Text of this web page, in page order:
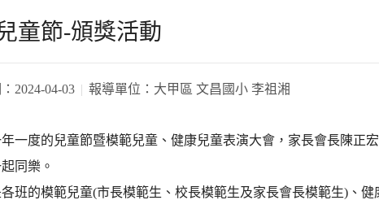
童節-頒獎活動
2024-04-03 報導單位： 大甲區 文昌國小 李祖湘
一度的兒童節暨模範兒童、健康兒童表演大會，家長會長陳正
同樂。
班的模範兒童(市長模範生、校長模範生及家長會長模範生)、